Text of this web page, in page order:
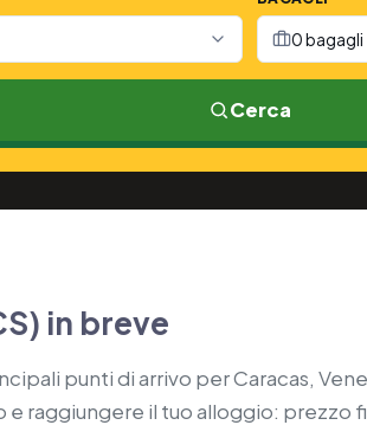
0 bagagli
Cerca
in breve
punti di arrivo per Caracas,
raggiungere il tuo alloggio: prezzo